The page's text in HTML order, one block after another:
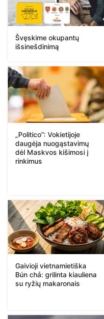
Švęskime okupantų
išsinešdinimą
„Politico”: Vokietijoje
daugėja nuogąstavimų
dėl Maskvos kišimosi į
rinkimus
Gaivioji vietnamietiška
Bún chả: grilinta kiauliena
su ryžių makaronais